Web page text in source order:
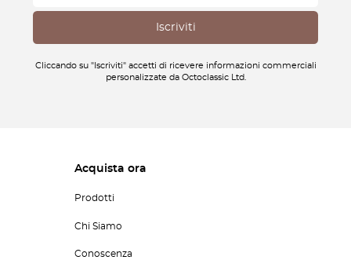
Cliccando su "Iscriviti" accetti di ricevere informazioni commerciali
personalizzate da Octoclassic Ltd.
Acquista ora
Prodotti
Chi Siamo
Conoscenza